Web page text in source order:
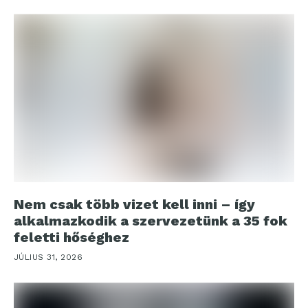
Nem csak több vizet kell inni – így
alkalmazkodik a szervezetünk a 35 fok
feletti hőséghez
JÚLIUS 31, 2026